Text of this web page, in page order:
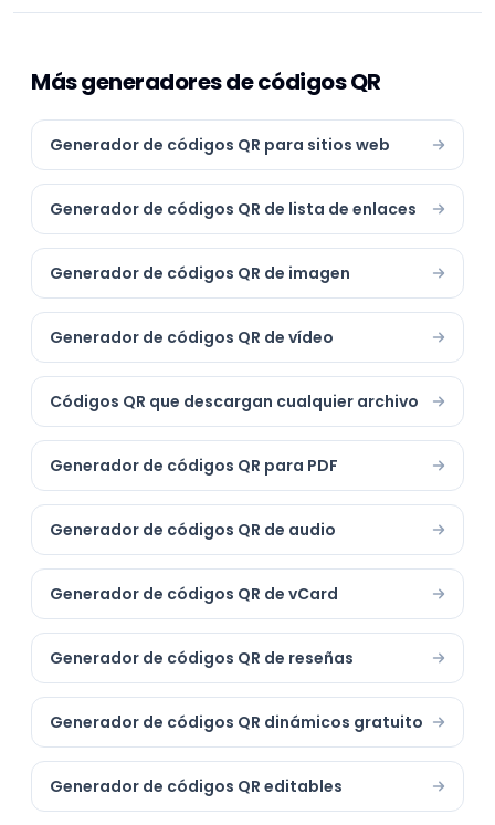
Más generadores de códigos QR
Generador de códigos QR para sitios web
Generador de códigos QR de lista de enlaces
Generador de códigos QR de imagen
Generador de códigos QR de vídeo
Códigos QR que descargan cualquier archivo
Generador de códigos QR para PDF
Generador de códigos QR de audio
Generador de códigos QR de vCard
Generador de códigos QR de reseñas
Generador de códigos QR dinámicos gratuito
Generador de códigos QR editables